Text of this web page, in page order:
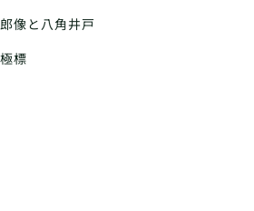
像と八角井戸
標